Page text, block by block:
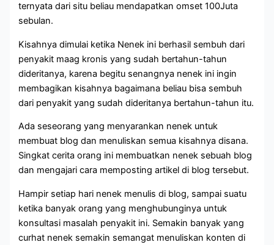
ternyata dari situ beliau mendapatkan omset 100Juta
sebulan.
Kisahnya dimulai ketika Nenek ini berhasil sembuh dari
penyakit maag kronis yang sudah bertahun-tahun
dideritanya, karena begitu senangnya nenek ini ingin
membagikan kisahnya bagaimana beliau bisa sembuh
dari penyakit yang sudah dideritanya bertahun-tahun itu.
Ada seseorang yang menyarankan nenek untuk
membuat blog dan menuliskan semua kisahnya disana.
Singkat cerita orang ini membuatkan nenek sebuah blog
dan mengajari cara memposting artikel di blog tersebut.
Hampir setiap hari nenek menulis di blog, sampai suatu
ketika banyak orang yang menghubunginya untuk
konsultasi masalah penyakit ini. Semakin banyak yang
curhat nenek semakin semangat menuliskan konten di